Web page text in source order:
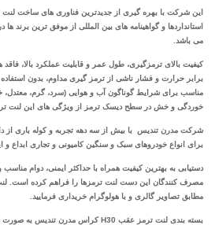
این شرکت با بهره‌ گیری از جدیدترین‌ فناوری‌ های ساخت لنت
استانداردها و گواهینامه‌ های بین ‌المللی از موفق ترین برند
می باشد.
کیفیت بالای ترمزگیری، طول عمر و قابلیت عملکرد بالا، فاقد
برابر حرارت و فشار ناشی از ترمز گیری مداوم، بدون
مناسب برای شرایط گوناگون آب و هوایی (سرد، گرم،
خوردگی و خش در سطح دیسک ترمز از ویژگی های این لنت
شرکت مدرن تندیس با بیش از سه دهه تجربه و کوله باری از
برای انواع خودروهای سبک و سنگین کامیونی و تجاری ابداع و
دستیابی به بهترین کیفیت همراه با حداکثر ایمنی، دوام
مصرف کنندگان این دست لنت ترمزها را فراهم کرده است.
مطابق تصاویر گالری و با هولوگرام خریداری فرمایید.
بسته بندی لنت ترمز عقب H30 کراس مدرن تندیس به صورت 4 عددی می باشد